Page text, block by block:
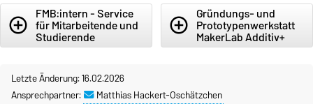
add_circle_outline
FMB:intern - Service
für Mitarbeitende und
Studierende
add_circle_outline
Gründungs- und
Prototypenwerkstatt
MakerLab Additiv+
Letzte Änderung: 16.02.2026
Ansprechpartner:
Matthias Hackert-Oschätzchen